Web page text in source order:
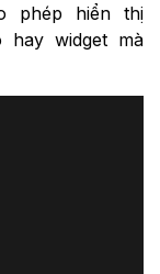
phép hiển thị
widget mà